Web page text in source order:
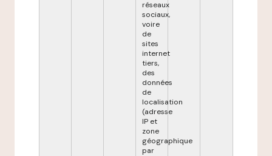
réseaux
sociaux,
voire
de
sites
internet
tiers,
des
données
de
localisation
(adresse
IP et
zone
géographique
par